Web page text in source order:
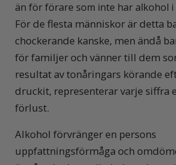
än för förare som inte har alkohol i
För de flesta människor är detta
chockerande kanske, men ändå
för familjer och vänner till dem
resultat av tonåringars körande
druckit, representerar varje siffra
förlust.
Alkohol förvränger en persons
uppfattningsförmåga och